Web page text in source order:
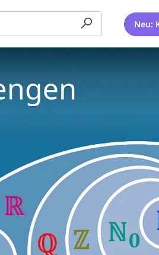
Neu: